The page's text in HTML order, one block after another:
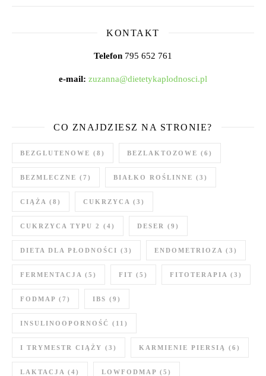
KONTAKT
Telefon 795 652 761
e-mail: zuzanna@dietetykaplodnosci.pl
CO ZNAJDZIESZ NA STRONIE?
BEZGLUTENOWE (8) BEZLAKTOZOWE (6)
BEZMLECZNE (7) BIAŁKO ROŚLINNE (3)
CIĄŻA (8) CUKRZYCA (3)
CUKRZYCA TYPU 2 (4) DESER (9)
DIETA DLA PŁODNOŚCI (3) ENDOMETRIOZA (3)
FERMENTACJA (5) FIT (5) FITOTERAPIA (3)
FODMAP (7) IBS (9)
INSULINOOPORNOŚĆ (11)
I TRYMESTR CIĄŻY (3) KARMIENIE PIERSIĄ (6)
LAKTACJA (4) LOWFODMAP (5)